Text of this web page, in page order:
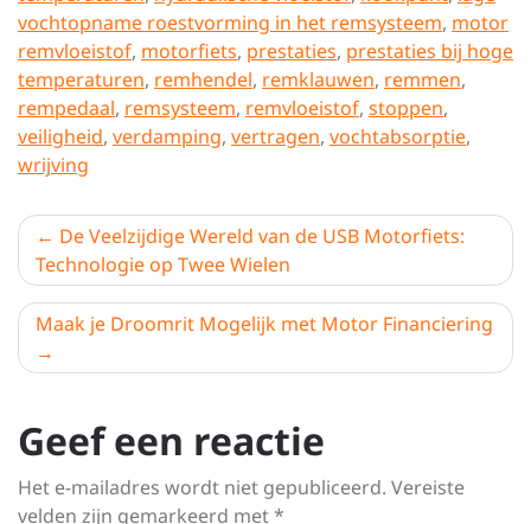
vochtopname roestvorming in het remsysteem, motor
remvloeistof, motorfiets, prestaties, prestaties bij hoge
temperaturen, remhendel, remklauwen, remmen,
rempedaal, remsysteem, remvloeistof, stoppen,
veiligheid, verdamping, vertragen, vochtabsorptie,
wrijving
Berichtnavigatie
De Veelzijdige Wereld van de USB Motorfiets:
Technologie op Twee Wielen
Maak je Droomrit Mogelijk met Motor Financiering
Geef een reactie
Het e-mailadres wordt niet gepubliceerd. Vereiste
velden zijn gemarkeerd met*